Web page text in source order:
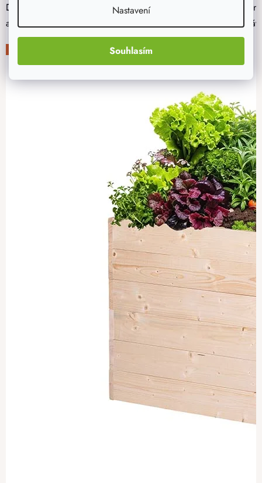
Nastavení
Souhlasím
Dřevěné plotovky jsou tradičním materiálem pro výrobu
aktuálních skladových zásob dřeva. Nejbližší naskladnění